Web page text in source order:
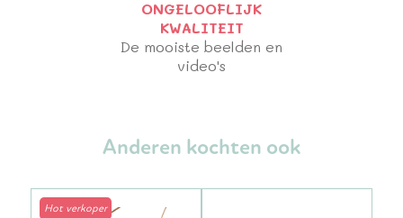
ONGELOOFLIJK
KWALITEIT
De mooiste beelden en
video's
Anderen kochten ook
Hot verkoper